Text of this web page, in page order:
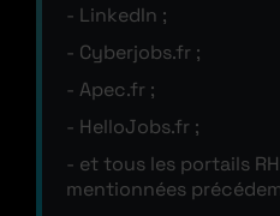
LinkedIn ;
Cyberjobs.fr ;
Apec.fr ;
HelloJobs.fr ;
et tous les portails
mentionnées